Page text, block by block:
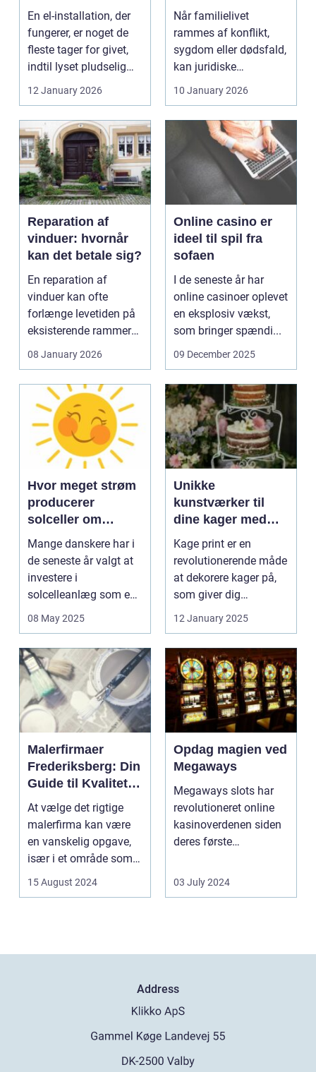
opgaven
En el-installation, der
fungerer, er noget de
fleste tager for givet,
indtil lyset pludselig
12 January 2026
familien
Når familielivet
rammes af konflikt,
sygdom eller dødsfald,
kan juridiske
vokse si...
10 January 2026
Reparation af
vinduer: hvornår
kan det betale sig?
En reparation af
vinduer kan ofte
forlænge levetiden på
eksisterende rammer
08 January 2026
Online casino er
ideel til spil fra
sofaen
I de seneste år har
online casinoer oplevet
en eksplosiv vækst,
som bringer spændi...
09 December 2025
Hvor meget strøm
producerer
solceller om
vinteren?
Mange danskere har i
de seneste år valgt at
investere i
solcelleanlæg som en
08 May 2025
Unikke
kunstværker til
dine kager med
kage print
Kage print er en
revolutionerende måde
at dekorere kager på,
som giver dig
12 January 2025
Malerfirmaer
Frederiksberg: Din
Guide til Kvalitet
og Service
At vælge det rigtige
malerfirma kan være
en vanskelig opgave,
især i et område som
15 August 2024
Opdag magien ved
Megaways
Megaways slots har
revolutioneret online
kasinoverdenen siden
deres første
spillea...
03 July 2024
Address